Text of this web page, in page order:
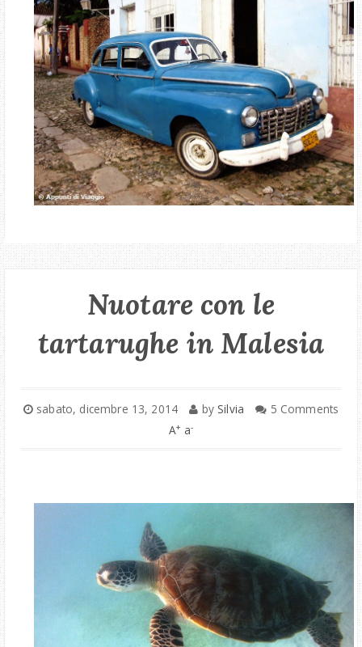
Nuotare con le
tartarughe in Malesia
sabato, dicembre 13, 2014 by Silvia
5 Comments
A+ a-